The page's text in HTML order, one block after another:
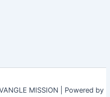
MISSION | Powered by